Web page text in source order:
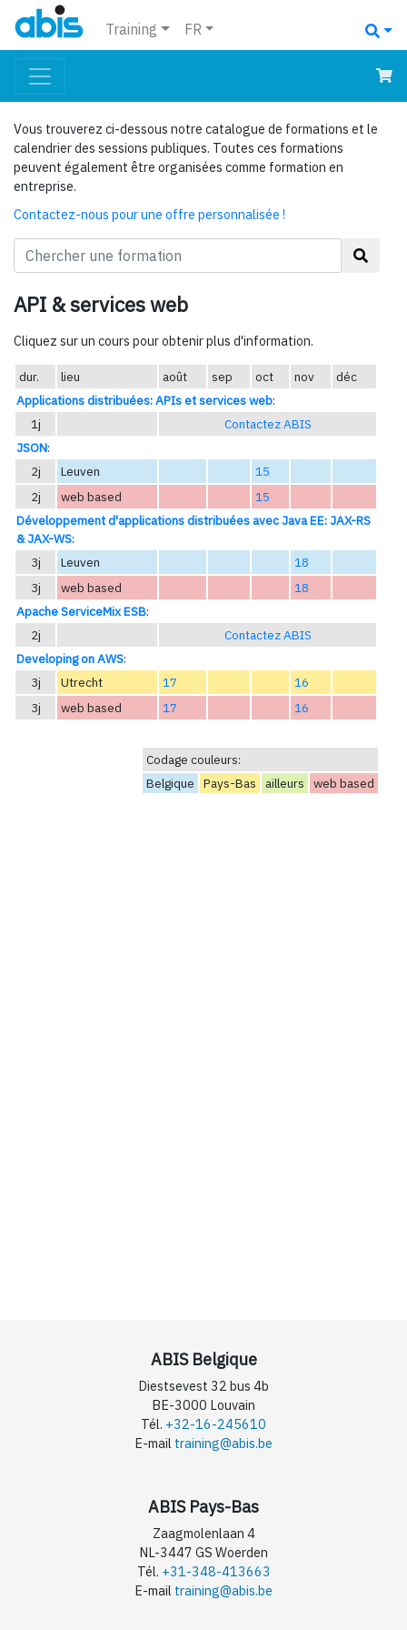
Training FR
Vous trouverez ci-dessous notre catalogue de formations et le
calendrier des sessions publiques. Toutes ces formations
peuvent également être organisées comme formation en
entreprise.
Contactez-nous pour une offre personnalisée !
API & services web
Cliquez sur un cours pour obtenir plus d'information.
dur. lieu août sep oct nov
déc
Applications distribuées: APIs et services web:
1j
Contactez ABIS
JSON:
2j
Leuven
15
2j
web based
15
Développement d'applications distribuées avec Java EE: JAX-RS
& JAX-WS:
3j
Leuven
18
3j
web based
18
Apache ServiceMix ESB:
2j
Contactez ABIS
Developing on AWS:
3j
Utrecht 17
16
3j
web based 17 16
Codage couleurs:
Belgique
Pays-Bas ailleurs web based
ABIS Belgique
Diestsevest 32 bus 4b
BE-3000 Louvain
Tél. +32-16-245610
E-mail training@abis.be
ABIS Pays-Bas
Zaagmolenlaan 4
NL-3447 GS Woerden
Tél. +31-348-413663
E-mail training@abis.be